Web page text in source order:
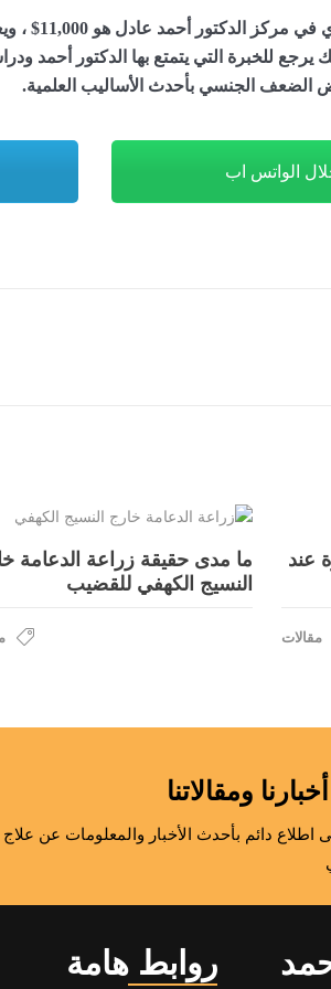
أحمد عادل هو 11,000$ ، ويعتبر مركز
يرجع للخبرة التي يتمتع بها الدكتور أحمد
الضعف الجنسي بأحدث الأساليب العلمية.
الواتس اب
عند
مقالات
ما مدى حقيقة زراعة الدعامة
النسيج الكهفي للقضيب
ومقالاتنا
اطلاع دائم بأحدث الأخبار والمعلومات عن
روابط هامة